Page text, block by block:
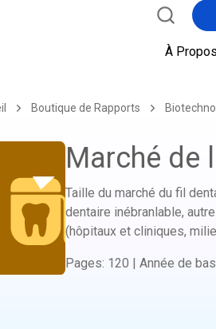
À
Boutique de Rapports
Marché de
Taille du marché du fil
dentaire inébranlable,
(hôpitaux et cliniques,
Pages: 120 Année de